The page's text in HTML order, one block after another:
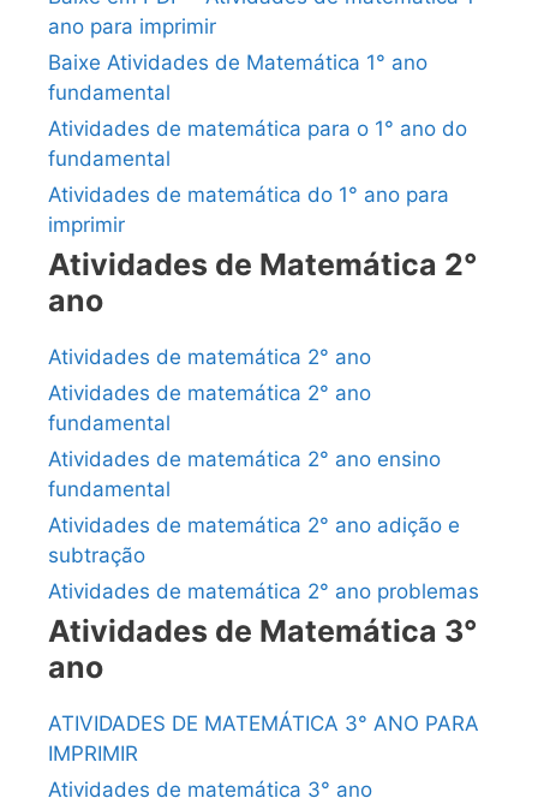
ano para imprimir
Baixe Atividades de Matemática 1° ano
fundamental
Atividades de matemática para o 1° ano do
fundamental
Atividades de matemática do 1° ano para
imprimir
Atividades de Matemática 2°
ano
Atividades de matemática 2° ano
Atividades de matemática 2° ano
fundamental
Atividades de matemática 2° ano ensino
fundamental
Atividades de matemática 2° ano adição e
subtração
Atividades de matemática 2° ano problemas
Atividades de Matemática 3°
ano
ATIVIDADES DE MATEMÁTICA 3° ANO PARA
IMPRIMIR
Atividades de matemática 3° ano